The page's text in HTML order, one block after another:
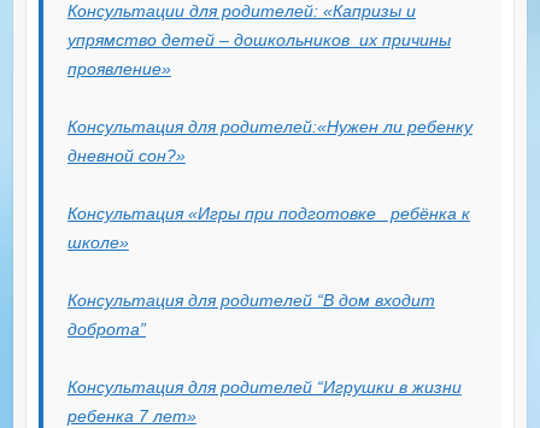
Консультации для родителей: «Капризы и
упрямство детей – дошкольников их причины
проявление»
Консультация для родителей:«Нужен ли ребенку
дневной сон?»
Консультация «Игры при подготовке ребёнка к
школе»
Консультация для родителей “В дом входит
доброта”
Консультация для родителей “Игрушки в жизни
ребенка 7 лет»